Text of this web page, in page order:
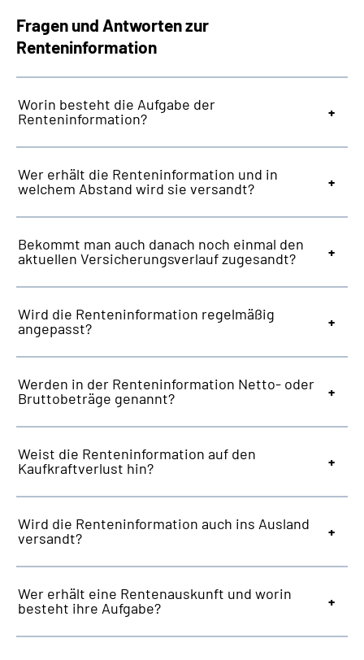
Fragen und Antworten zur
Renteninformation
Worin besteht die Aufgabe der
Renteninformation?
Wer erhält die Renteninformation und in
welchem Abstand wird sie versandt?
Bekommt man auch danach noch einmal den
aktuellen Versicherungsverlauf zugesandt?
Wird die Renteninformation regelmäßig
angepasst?
Werden in der Renteninformation Netto- oder
Bruttobeträge genannt?
Weist die Renteninformation auf den
Kaufkraftverlust hin?
Wird die Renteninformation auch ins Ausland
versandt?
Wer erhält eine Rentenauskunft und worin
besteht ihre Aufgabe?